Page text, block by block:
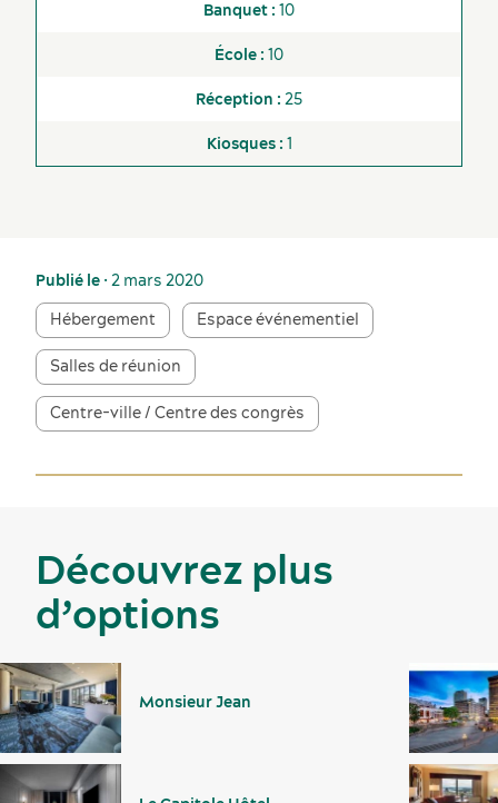
10
10
25
1
Publié le • 2 mars 2020
Hébergement
Espace événementiel
Salles de réunion
Centre-ville / Centre des congrès
Découvrez plus
d’options
Monsieur Jean